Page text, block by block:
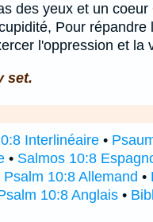
des yeux et un coeur
Pour répandre
l'oppression et la
set.
Interlinéaire •
• Salmos 10:8
Psalm 10:8 Allemand •
10:8 Anglais •